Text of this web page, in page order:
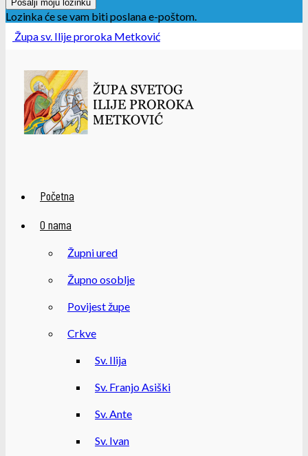
Lozinka će se vam biti poslana e-poštom.
Župa sv. Ilije proroka Metković
Početna
O nama
Župni ured
Župno osoblje
Povijest župe
Crkve
Sv. Ilija
Sv. Franjo Asiški
Sv. Ante
Sv. Ivan